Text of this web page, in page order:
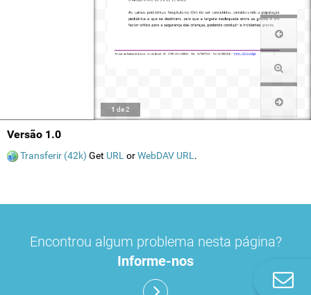
1 de2
Versão 1.0
Transferir (42k) Get URL orWebDAV URL .
Encontrou algum problema nesta página?
Informe-nos